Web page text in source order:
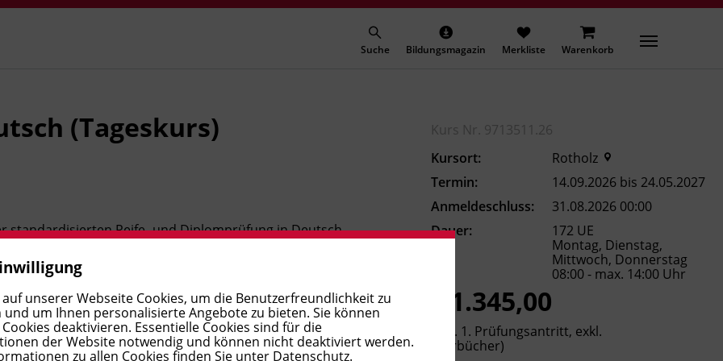
Suche Bildungsmagazin Merkliste Warenkorb
(Tageskurs)
standardisierten Reife- und Diplomprüfung in Deutsch
etwa Erörterung, Kommentar, Leserbrief,
Zusammenfassung. Außerdem bereiten wir Sie auf
vor. Vor allem lernen Sie die differenzierte und
setzen Sie sich zusätzlich noch mit Fragen
den Bereichen Medien, Gesellschaft, Politik und
Kurs Nr. 9713511.26
Kursort:
Rotholz
Termin:
14.09.2026 bis 24.05.2027
Anmeldeschluss:
31.08.2026 00:00
Dauer:
172 UE
Montag, Dienstag,
Mittwoch, Donnerstag
08:00 - max. 14:00 Uhr
€ 1.345,00
(inkl. 1. Prüfungsantritt, exkl.
Lehrbücher)
unserer Webseite Cookies, um die Benutzerfreundlichkeit zu
und um Ihnen personalisierte Angebote zu bieten. Sie können
deaktivieren. Essentielle Cookies sind für die
der Website notwendig und können nicht deaktiviert werden.
zu allen Cookies finden Sie unter Datenschutz.